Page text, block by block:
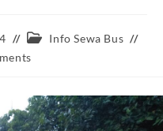
PostInfo Sewa Bus